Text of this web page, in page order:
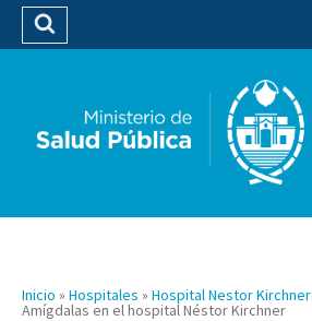
Biblioteca
Buscar
Inicio » Hospitales » Hospital Nestor Kirchner
Amígdalas en el hospital Néstor Kirchner